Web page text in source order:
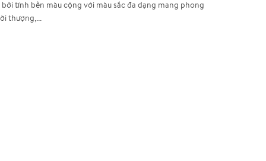
tính bền màu cộng với màu sắc đa dạng mang phong
thượng,...